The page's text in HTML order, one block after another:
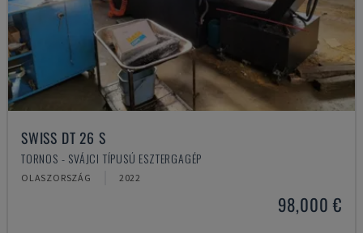
SWISS DT 26 S
TORNOS - SVÁJCI TÍPUSÚ ESZTERGAGÉP
OLASZORSZÁG 2022
98,000 €